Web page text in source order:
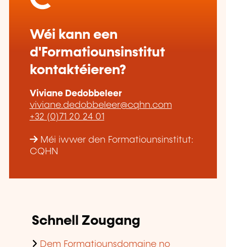
Wéi kann een
d'Formatiounsinstitut
kontaktéieren?
Viviane Dedobbeleer
viviane.dedobbeleer@cqhn.com
+32 (0)71 20 24 01
Méi iwwer den Formatiounsinstitut:
CQHN
Schnell Zougang
Dem Formatiounsdomaine no